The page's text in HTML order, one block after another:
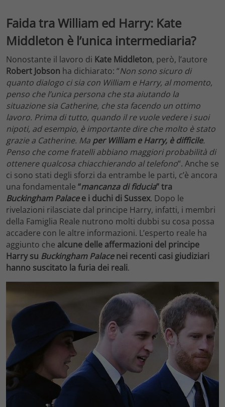
Faida tra William ed Harry: Kate
Middleton è l’unica intermediaria?
Nonostante il lavoro di Kate Middleton, però, l’autore
Robert Jobson ha dichiarato: “Non sono sicuro di
quanto dialogo ci sia con William e Harry, al momento,
penso che l’unica persona che sta aiutando la
situazione sia Catherine, che sta facendo un ottimo
lavoro. Prima di tutto, quando il re vuole vedere i suoi
nipoti, ad esempio, è importante dire che molto è stato
grazie a Catherine. Ma per William e Harry, è difficile.
Penso che come fratelli abbiano maggiori probabilità di
ottenere qualcosa chiacchierando al telefono“. Anche se
ci sono stati degli sforzi da entrambe le parti, c’è ancora
una fondamentale “mancanza di fiducia” tra
Buckingham Palacee i duchi di Sussex. Dopo le
rivelazioni rilasciate dal principe Harry, infatti, i membri
della Famiglia Reale nutrono molti dubbi su cosa possa
accadere con le altre informazioni. L’esperto reale ha
aggiunto che alcune delle affermazioni del principe
Harry su Buckingham Palacenei recenti casi giudiziari
hanno suscitato la furia dei reali.